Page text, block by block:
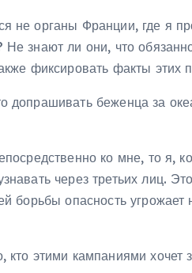
не органы Франции, где я
Не знают ли они, что
фиксировать факты этих
допрашивать беженца за
ко мне, то я,
через третьих лиц.
борьбы опасность
кто этими кампаниями